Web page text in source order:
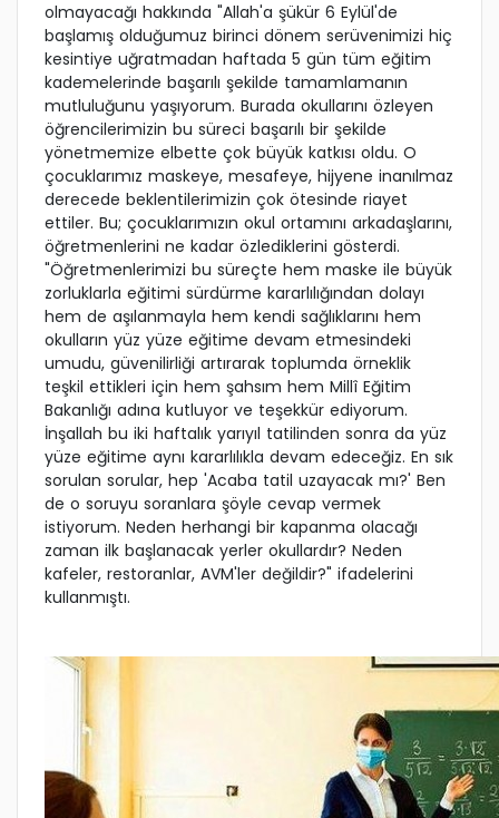
olmayacağı hakkında "Allah'a şükür 6 Eylül'de
başlamış olduğumuz birinci dönem serüvenimizi hiç
kesintiye uğratmadan haftada 5 gün tüm eğitim
kademelerinde başarılı şekilde tamamlamanın
mutluluğunu yaşıyorum. Burada okullarını özleyen
öğrencilerimizin bu süreci başarılı bir şekilde
yönetmemize elbette çok büyük katkısı oldu. O
çocuklarımız maskeye, mesafeye, hijyene inanılmaz
derecede beklentilerimizin çok ötesinde riayet
ettiler. Bu; çocuklarımızın okul ortamını arkadaşlarını,
öğretmenlerini ne kadar özlediklerini gösterdi.
"Öğretmenlerimizi bu süreçte hem maske ile büyük
zorluklarla eğitimi sürdürme kararlılığından dolayı
hem de aşılanmayla hem kendi sağlıklarını hem
okulların yüz yüze eğitime devam etmesindeki
umudu, güvenilirliği artırarak toplumda örneklik
teşkil ettikleri için hem şahsım hem Millî Eğitim
Bakanlığı adına kutluyor ve teşekkür ediyorum.
İnşallah bu iki haftalık yarıyıl tatilinden sonra da yüz
yüze eğitime aynı kararlılıkla devam edeceğiz. En sık
sorulan sorular, hep 'Acaba tatil uzayacak mı?' Ben
de o soruyu soranlara şöyle cevap vermek
istiyorum. Neden herhangi bir kapanma olacağı
zaman ilk başlanacak yerler okullardır? Neden
kafeler, restoranlar, AVM'ler değildir?" ifadelerini
kullanmıştı.